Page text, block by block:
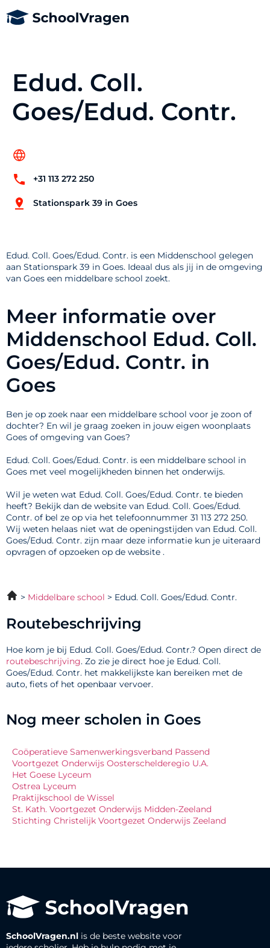
Edud. Coll.
Goes/Edud. Contr.
+31 113 272 250
Stationspark 39 in Goes
Edud. Coll. Goes/Edud. Contr. is een Middenschool gelegen
aan Stationspark 39 in Goes. Ideaal dus als jij in de omgeving
van Goes een middelbare school zoekt.
Meer informatie over
Middenschool Edud. Coll.
Goes/Edud. Contr. in
Goes
Ben je op zoek naar een middelbare school voor je zoon of
dochter? En wil je graag zoeken in jouw eigen woonplaats
Goes of omgeving van Goes?
Edud. Coll. Goes/Edud. Contr. is een middelbare school in
Goes met veel mogelijkheden binnen het onderwijs.
Wil je weten wat Edud. Coll. Goes/Edud. Contr. te bieden
heeft? Bekijk dan de website van Edud. Coll. Goes/Edud.
Contr. of bel ze op via het telefoonnummer 31 113 272 250.
Wij weten helaas niet wat de openingstijden van Edud. Coll.
Goes/Edud. Contr. zijn maar deze informatie kun je uiteraard
opvragen of opzoeken op de website .
Middelbare school Edud. Coll. Goes/Edud. Contr.
Routebeschrijving
Hoe kom je bij Edud. Coll. Goes/Edud. Contr.? Open direct de
routebeschrijving. Zo zie je direct hoe je Edud. Coll.
Goes/Edud. Contr. het makkelijkste kan bereiken met de
auto, fiets of het openbaar vervoer.
Nog meer scholen in Goes
Coöperatieve Samenwerkingsverband Passend
Voortgezet Onderwijs Oosterschelderegio U.A.
Het Goese Lyceum
Ostrea Lyceum
Praktijkschool de Wissel
St. Kath. Voortgezet Onderwijs Midden-Zeeland
Stichting Christelijk Voortgezet Onderwijs Zeeland
SchoolVragen.nl is de beste website voor